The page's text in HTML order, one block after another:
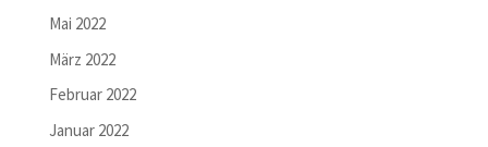
Mai 2022
März 2022
Februar 2022
Januar 2022